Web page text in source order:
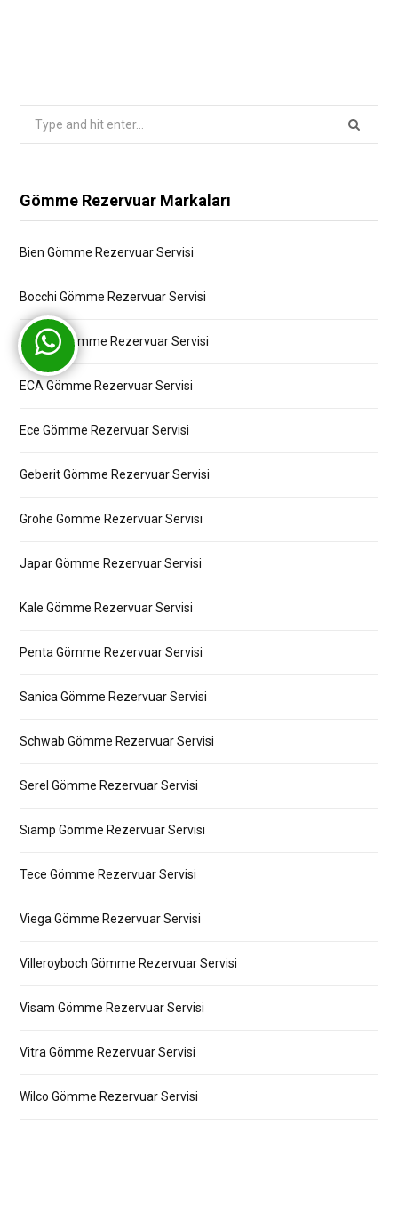
Gömme Rezervuar Markaları
Bien Gömme Rezervuar Servisi
Bocchi Gömme Rezervuar Servisi
Creavit Gömme Rezervuar Servisi
ECA Gömme Rezervuar Servisi
Ece Gömme Rezervuar Servisi
Geberit Gömme Rezervuar Servisi
Grohe Gömme Rezervuar Servisi
Japar Gömme Rezervuar Servisi
Kale Gömme Rezervuar Servisi
Penta Gömme Rezervuar Servisi
Sanica Gömme Rezervuar Servisi
Schwab Gömme Rezervuar Servisi
Serel Gömme Rezervuar Servisi
Siamp Gömme Rezervuar Servisi
Tece Gömme Rezervuar Servisi
Viega Gömme Rezervuar Servisi
Villeroyboch Gömme Rezervuar Servisi
Visam Gömme Rezervuar Servisi
Vitra Gömme Rezervuar Servisi
Wilco Gömme Rezervuar Servisi